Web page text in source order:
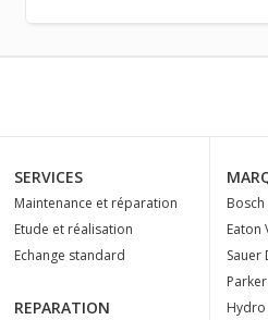
SERVICES
Maintenance et réparation
Etude et réalisation
Echange standard
REPARATION
Eaton
Sauer